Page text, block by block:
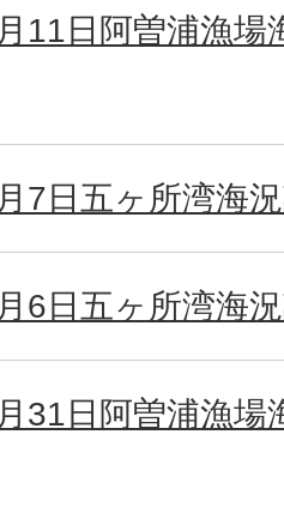
11日阿曽浦漁場
7日五ヶ所湾海
6日五ヶ所湾海
31日阿曽浦漁場